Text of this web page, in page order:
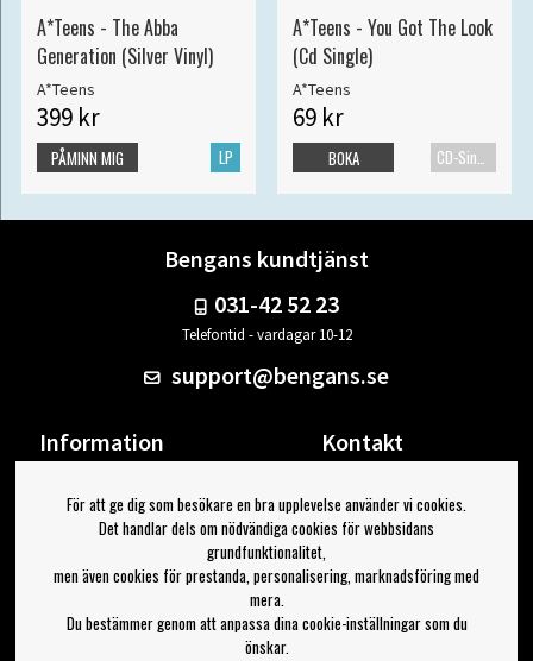
A*Teens - The Abba
Generation (Silver Vinyl)
A*Teens
399 kr
LP
PÅMINN MIG
A*Teens - You Got The Look
(Cd Single)
A*Teens
69 kr
CD-Singel
BOKA
Bengans kundtjänst
031-42 52 23
Telefontid - vardagar 10-12
support@bengans.se
Information
Om Bengans
FAQ / Köp- & Leveransvillkor
Kontakt
Din sida
Logga ut
Jag vill ha tips från Bengans
För att ge dig som besökare en bra upplevelse använder vi cookies.
Det handlar dels om nödvändiga cookies för webbsidans
grundfunktionalitet,
men även cookies för prestanda, personalisering, marknadsföring med
mera.
Du bestämmer genom att anpassa dina cookie-inställningar som du
önskar.